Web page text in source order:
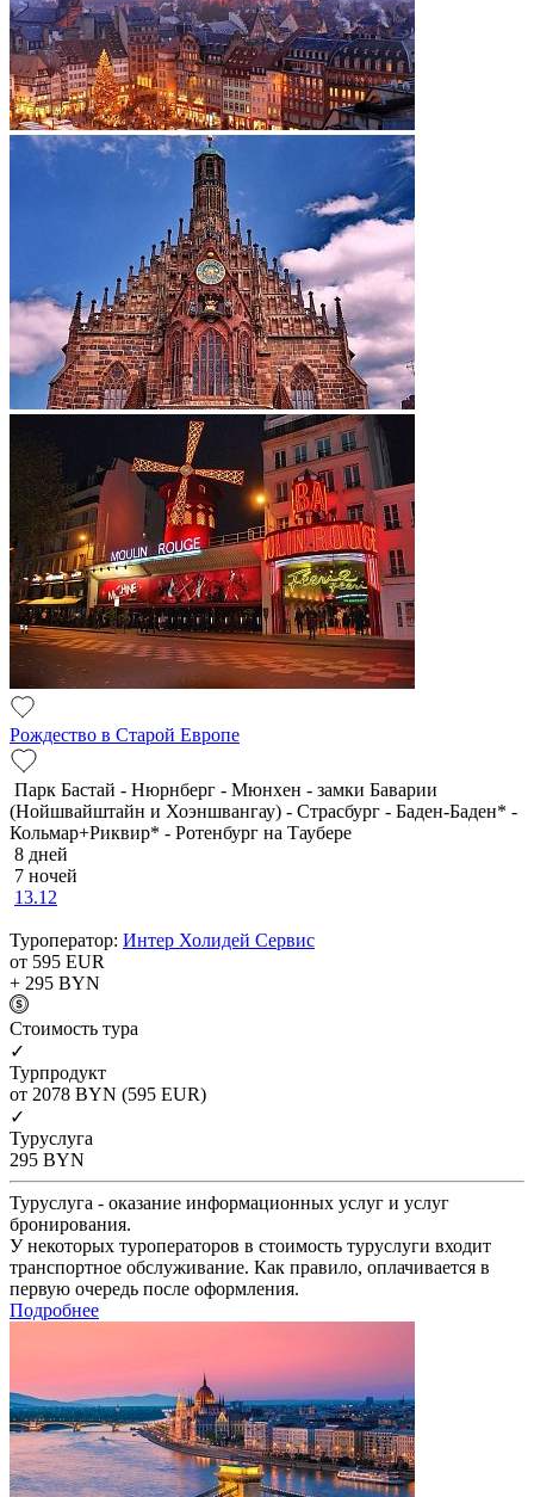
Рождество в Старой Европе
Парк Бастай - Нюрнберг - Мюнхен - замки Баварии
(Нойшвайштайн и Хоэншвангау) - Страсбург - Баден-Баден* -
Кольмар+Риквир* - Ротенбург на Таубере
8 дней
7 ночей
13.12
Туроператор: Интер Холидей Сервис
от 595 EUR
+ 295 BYN
Cтоимость тура
✓
Турпродукт
от 2078 BYN (595 EUR)
✓
Туруслуга
295 BYN
Туруслуга - оказание информационных услуг и услуг
бронирования.
У некоторых туроператоров в стоимость туруслуги входит
транспортное обслуживание. Как правило, оплачивается в
первую очередь после оформления.
Подробнее